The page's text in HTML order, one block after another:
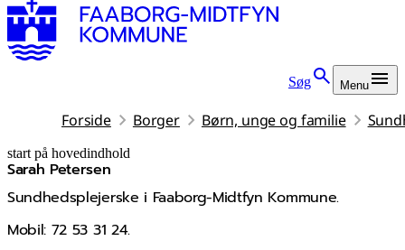
Søg Menu
Forside Borger Børn, unge og familie
start på hovedindhold
Sarah Petersen
Sundhedsplejerske i Faaborg-Midtfyn Kommune.
Mobil: 72 53 31 24.
senest opdateret 20. april 2026